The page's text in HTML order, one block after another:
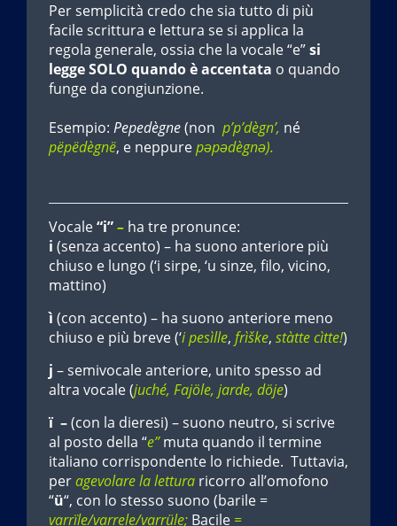
Per semplicità credo che sia tutto di più
facile scrittura e lettura se si applica la
regola generale, ossia che la vocale “e”si
legge SOLO quando è accentata o quando
funge da congiunzione.
Esempio: Pepedègne(non p’p’dègn’, né
pëpëdègnë, e neppurepəpədègnə).
Vocale“i”– ha tre pronunce:
i (senza accento) – ha suono anteriore più
chiuso e lungo (‘i sirpe, ‘u sinze, filo, vicino,
mattino)
ì (con accento) – ha suono anteriore meno
chiuso e più breve (‘i pesìlle, frìške, stàtte cìtte!)
j – semivocale anteriore, unito spesso ad
altra vocale (juché, Fajöle, jarde, döje)
ï –(con la dieresi) – suono neutro, si scrive
al posto della “e”muta quando il termine
italiano corrispondente lo richiede. Tuttavia,
peragevolare la lettura ricorro all’omofono
“ü“, con lo stesso suono (barile =
varrïle/varrele/varrüle; Bacile =